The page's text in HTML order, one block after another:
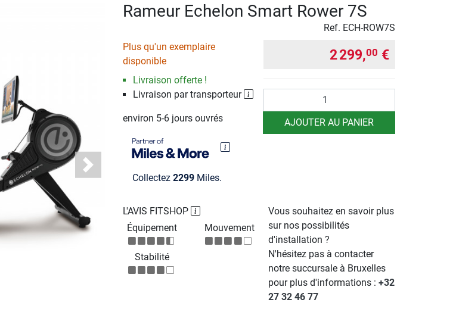
Next
Rameur Echelon Smart Rower 7S
Ref. ECH-ROW7S
Plus qu'un exemplaire
disponible
Livraison offerte !
Livraison par transporteur
environ 5-6 jours ouvrés
Collectez 2299Miles.
2 299,00 €
AJOUTER AU PANIER
L'AVIS FITSHOP
Équipement
Mouvement
Stabilité
Vous souhaitez en savoir plus
sur nos possibilités
d'installation ?
N'hésitez pas à contacter
notre succursale à Bruxelles
pour plus d'informations :+32
27 32 46 77